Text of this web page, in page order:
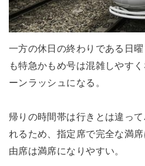
一方の休日の終わりである日
も特急かもめ号は混雑しやす
ーンラッシュになる。
帰りの時間帯は行きとは違っ
れるため、指定席で完全な満
由席は満席になりやすい。